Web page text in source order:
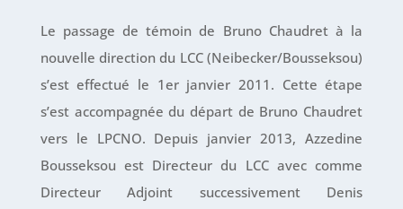
Le passage de témoin de Bruno Chaudret à la
nouvelle direction du LCC (Neibecker/Bousseksou)
s’est effectué le 1er janvier 2011. Cette étape
s’est accompagnée du départ de Bruno Chaudret
vers le LPCNO. Depuis janvier 2013, Azzedine
Bousseksou est Directeur du LCC avec comme
Directeur Adjoint successivement Denis